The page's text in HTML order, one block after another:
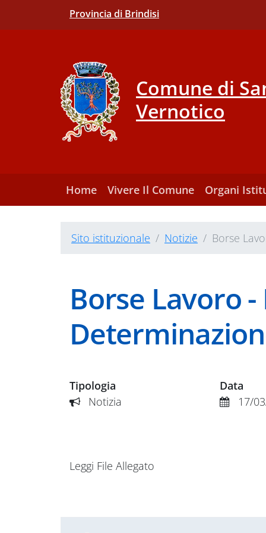
Provincia di Brindisi
Comune di
Vernotico
Home Vivere Il Comune Organi
Sito istituzionale Notizie Borse
Borse Lavoro
Tipologia
Notizia
Data
17/
Leggi File Allegato